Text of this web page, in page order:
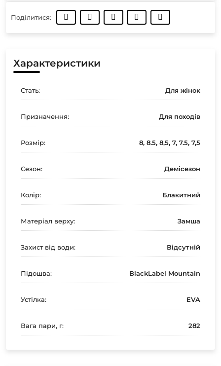
Поділитися:
Характеристики
Стать: Для жінок
Призначення: Для походів
Розмір: 8, 8.5, 8,5, 7, 7.5, 7,5
Сезон: Демісезон
Колір: Блакитний
Матеріал верху: Замша
Захист від води: Відсутній
Підошва: BlackLabel Mountain
Устілка: EVA
Вага пари, г: 282